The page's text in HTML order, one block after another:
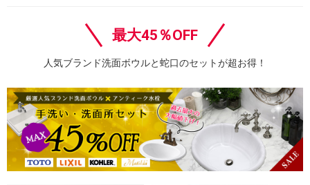
最大45％OFF
人気ブランド洗面ボウルと蛇口のセットが超お得！